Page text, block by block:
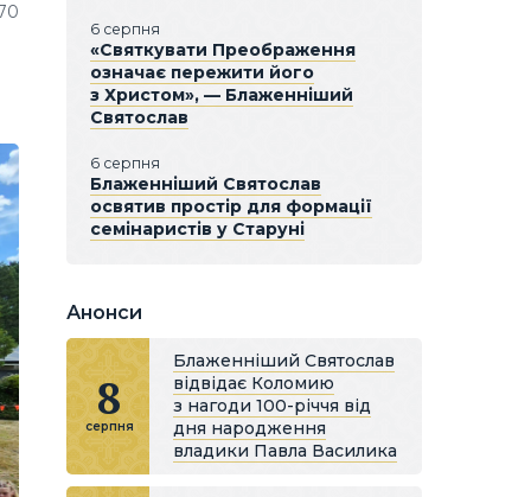
6 серпня
«Святкувати Преображення
означає пережити його
з Христом», — Блаженніший
Святослав
6 серпня
Блаженніший Святослав
освятив простір для формації
семінаристів у Старуні
Анонси
8
серпня
Блаженніший Святослав
відвідає Коломию
з нагоди 100-річчя від
дня народження
владики Павла Василика